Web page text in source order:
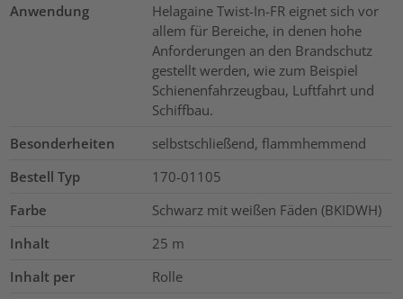
Anwendung
Helagaine Twist-In-FR eignet sich vor
allem für Bereiche, in denen hohe
Anforderungen an den Brandschutz
gestellt werden, wie zum Beispiel
Schienenfahrzeugbau, Luftfahrt und
Schiffbau.
Besonderheiten
selbstschließend, flammhemmend
Bestell Typ
170-01105
Farbe
Schwarz mit weißen Fäden (BKIDWH)
Inhalt
25 m
Inhalt per
Rolle